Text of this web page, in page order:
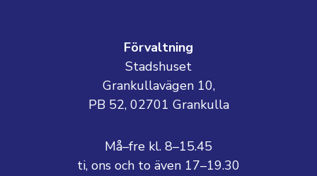
Förvaltning
Stadshuset
Grankullavägen 10,
PB 52, 02701 Grankulla
Må–fre kl. 8–15.45
ti, ons och to även 17–19.30